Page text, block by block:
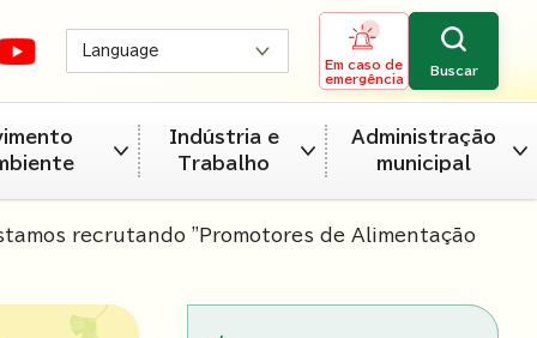
Language
Em caso de
emergência
Buscar
Indústria e
Trabalho
Administração
municipal
recrutando "Promotores de Alimentação